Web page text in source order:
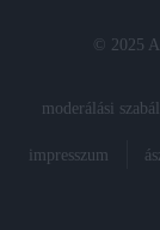
© 2025
moderálási
impresszum